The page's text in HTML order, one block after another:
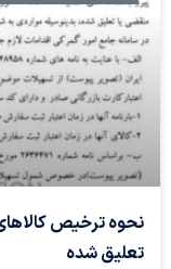
نحوه ترخیص کالاهای
تعلیق شده